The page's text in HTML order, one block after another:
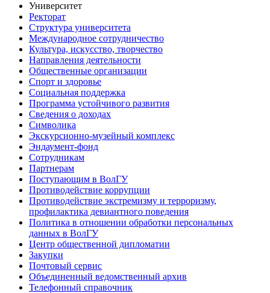
Университет
Ректорат
Структура университета
Международное сотрудничество
Культура, искусство, творчество
Направления деятельности
Общественные организации
Спорт и здоровье
Социальная поддержка
Программа устойчивого развития
Сведения о доходах
Символика
Экскурсионно-музейный комплекс
Эндаумент-фонд
Сотрудникам
Партнерам
Поступающим в ВолГУ
Противодействие коррупции
Противодействие экстремизму и терроризму,
профилактика девиантного поведения
Политика в отношении обработки персональных
данных в ВолГУ
Центр общественной дипломатии
Закупки
Почтовый сервис
Объединенный ведомственный архив
Телефонный справочник